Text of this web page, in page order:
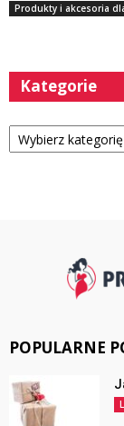
Produkty i akcesoria
Kategorie
Kategorie
POPULARNE